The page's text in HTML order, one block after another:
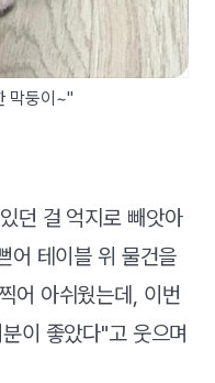
막둥이~"
던 걸 억지로 빼앗아
어 테이블 위 물건을
어 아쉬웠는데, 이번
이 좋았다"고 웃으며